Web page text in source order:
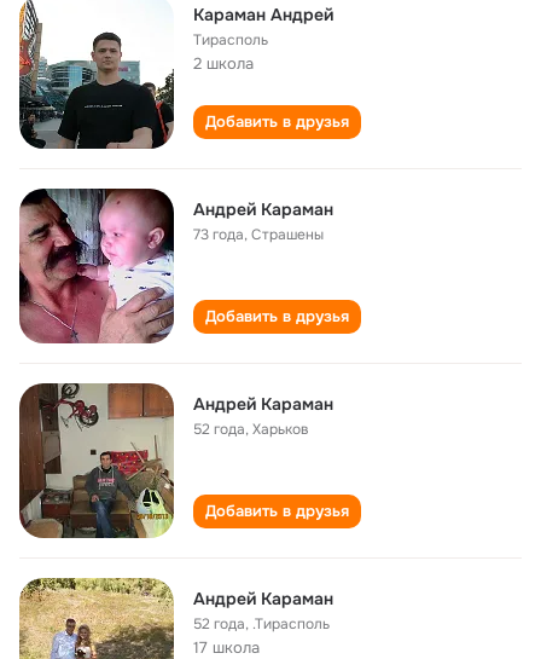
Караман Андрей
Тирасполь
2 школа
Добавить в друзья
Андрей Караман
73 года,Страшены
Добавить в друзья
Андрей Караман
52 года,Харьков
Добавить в друзья
Андрей Караман
52 года, .Тирасполь
17 школа